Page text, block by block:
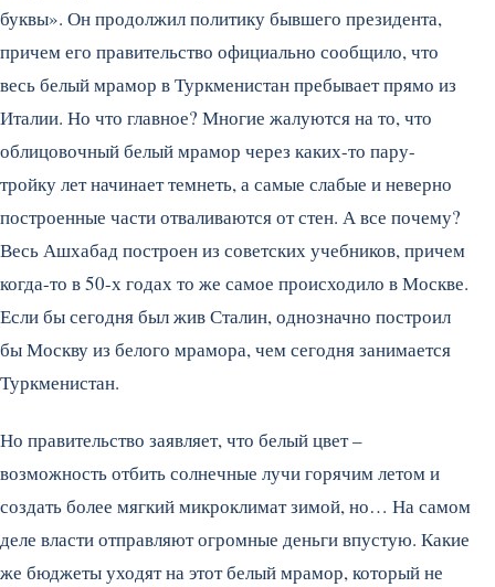
буквы». Он продолжил политику бывшего президента,
причем его правительство официально сообщило, что
весь белый мрамор в Туркменистан пребывает прямо из
Италии. Но что главное? Многие жалуются на то, что
облицовочный белый мрамор через каких-то пару-
тройку лет начинает темнеть, а самые слабые и неверно
построенные части отваливаются от стен. А все почему?
Весь Ашхабад построен из советских учебников, причем
когда-то в 50-х годах то же самое происходило в Москве.
Если бы сегодня был жив Сталин, однозначно построил
бы Москву из белого мрамора, чем сегодня занимается
Туркменистан.
Но правительство заявляет, что белый цвет –
возможность отбить солнечные лучи горячим летом и
создать более мягкий микроклимат зимой, но… На самом
деле власти отправляют огромные деньги впустую. Какие
же бюджеты уходят на этот белый мрамор, который не